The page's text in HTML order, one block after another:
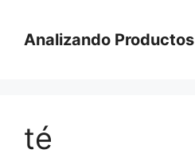
contenido
Analizando Productos
té